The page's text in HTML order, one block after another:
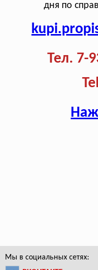
дня по
Тел. 7-
Мы в социальных сетях: